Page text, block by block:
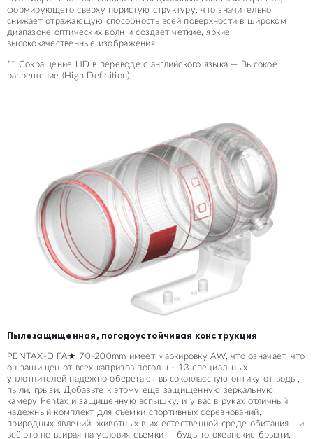
формирующего сверху пористую структуру, что значительно
снижает отражающую способность всей поверхности в широком
диапазоне оптических волн и создает четкие, яркие
высококачественные изображения.
** Сокращение HD в переводе с английского языка — Высокое
разрешение (High Definition).
Пылезащищенная, погодоустойчивая конструкция
PENTAX-D FA★ 70-200mm имеет маркировку AW, что означает, что
он защищен от всех капризов погоды - 13 специальных
уплотнителей надежно оберегают высококлассную оптику от воды,
пыли, грызи. Добавьте к этому еще защищенную зеркальную
камеру Pentax и защищенную вспышку, и у вас в руках отличный
надежный комплект для съемки спортивных соревнований,
природных явлений, животных в их естественной среде обитания— и
всё это не взирая на условия съемки — будь то океанские брызги,